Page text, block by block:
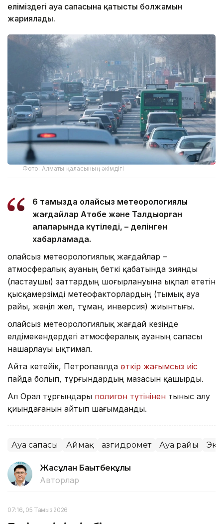
еліміздегі ауа сапасына қатысты болжамын
жариялады.
Фото: Алматы қаласының әкімдігі
6 тамызда қолайсыз метеорологиялық
жағдайлар Ақтөбе және Талдықорған
қалаларында күтіледі, – делінген
хабарламада.
Қолайсыз метеорологиялық жағдайлар –
атмосфералық ауаның беткі қабатында зиянды
(ластаушы) заттардың шоғырлануына ықпал ететін
қысқамерзімді метеофакторлардың (тымық ауа
райы, жеңіл жел, тұман, инверсия) жиынтығы.
Қолайсыз метеорологиялық жағдай кезінде
елдімекендердегі атмосфералық ауаның сапасы
нашарлауы ықтимал.
Айта кетейік, Петропавлда өткір жағымсыз иіс
пайда болып, тұрғындардың мазасын қашырды.
Ал Орал тұрғындары полигон түтінінен тыныс алу
қиындағанын айтып шағымданды.
Ауа сапасы Аймақ Қазгидромет Ауа райы
Жасұлан Бақытбекұлы
Авторлар
07:16, 05 Тамыз 2026